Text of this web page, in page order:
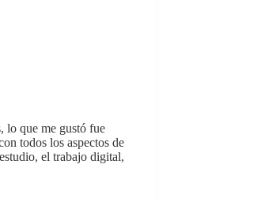
lo que me gustó fue
todos los aspectos de
el trabajo digital,